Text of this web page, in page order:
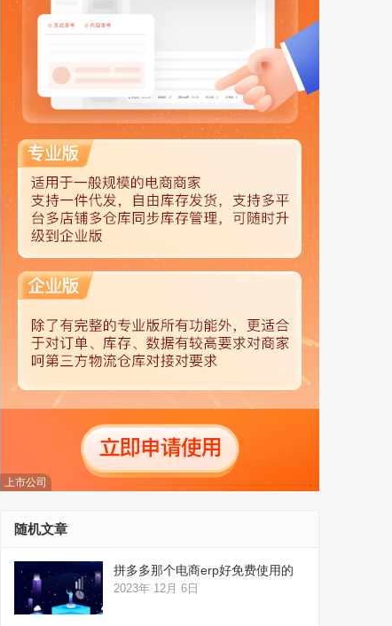
上市公司
随机文章
拼多多那个电商erp好免费使用的
2023年 12月 6日